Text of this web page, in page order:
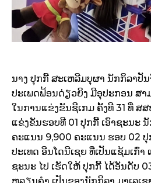
ນາງ ປຸກກີ້ ສະເຫລີມບຸຜາ ນັກກິລາປັ
ປະເພດຟ້ອນດ່ຽວຍິງ ມີອຸປະກອນ ສາ
ໃນການແຂ່ງຂັນຊີເກມ ຄັ້ງທີ 31 ທີ່ ສ
ແຂ່ງຂັນຮອບທີ 01 ປຸກກີ້ ເອົາຊະນະ
ຄະແນນ 9,900 ຄະແນນ ຮອບ 02
ປະເທດ ອີນໂດນີເຊຍ ທີ່ເປັນແຊ້ມເກົ່າ
ຊະນະ ໄປ ເຮັດໃຫ້ ປຸກກີ້ ໄດ້ອັນດັບ